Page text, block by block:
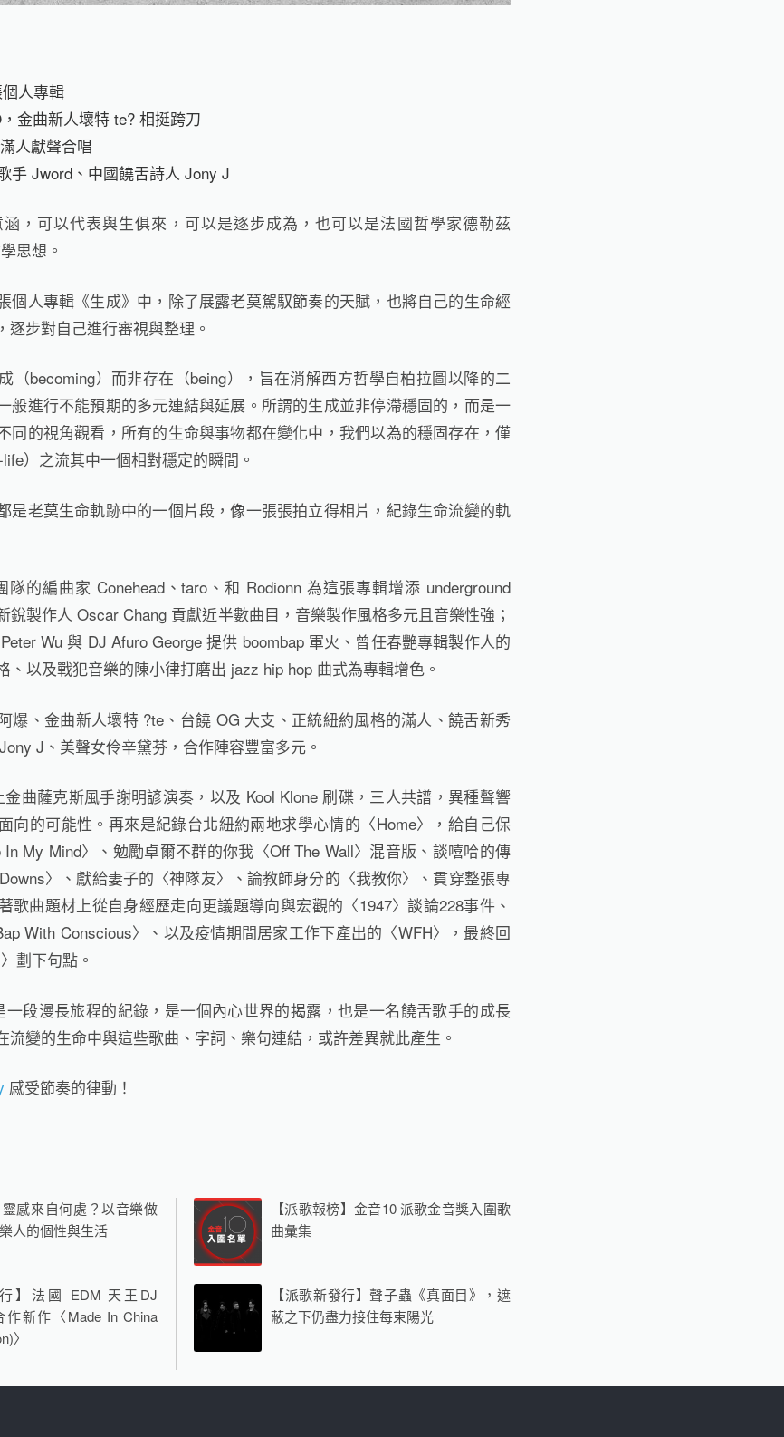
人專輯
金曲新人壞特 te? 相挺跨刀
人獻聲合唱
手 Jword、中國饒舌詩人 Jony J
涵，可以代表與生俱來，可以是逐步成為，也可以是法國哲學家德勒茲
思想。
個人專輯《生成》中，除了展露老莫駕馭節奏的天賦，也將自己的生命經
逐步對自己進行審視與整理。
（becoming）而非存在（being），旨在消解西方哲學自柏拉圖以降的二
般進行不能預期的多元連結與延展。所謂的生成並非停滯穩固的，而是一
同的視角觀看，所有的生命與事物都在變化中，我們以為的穩固存在，僅
）之流其中一個相對穩定的瞬間。
是老莫生命軌跡中的一個片段，像一張張拍立得相片，紀錄生命流變的軌
隊的編曲家 Conehead、taro、和 Rodionn 為這張專輯增添 underground
銳製作人 Oscar Chang 貢獻近半數曲目，音樂製作風格多元且音樂性強；
Wu 與 DJ Afuro George 提供 boombap 軍火、曾任春艷專輯製作人的
、以及戰犯音樂的陳小律打磨出 jazz hip hop 曲式為專輯增色。
爆、金曲新人壞特 ?te、台饒 OG 大支、正統紐約風格的滿人、饒舌新秀
J、美聲女伶辛黛芬，合作陣容豐富多元。
金曲薩克斯風手謝明諺演奏，以及 Kool Klone 刷碟，三人共譜，異種聲響
向的可能性。再來是紀錄台北紐約兩地求學心情的〈Home〉，給自己保
My Mind〉、勉勵卓爾不群的你我〈Off The Wall〉混音版、談嘻哈的傳
〉、獻給妻子的〈神隊友〉、論教師身分的〈我教你〉、貫穿整張專
歌曲題材上從自身經歷走向更議題導向與宏觀的〈1947〉談論228事件、
With Conscious〉、以及疫情期間居家工作下產出的〈WFH〉，最終回
劃下句點。
一段漫長旅程的紀錄，是一個內心世界的揭露，也是一名饒舌歌手的成長
流變的生命中與這些歌曲、字詞、樂句連結，或許差異就此產生。
感受節奏的律動！
靈感來自何處？以音樂做
人的個性與生活
】法國 EDM 天王DJ
作新作〈Made In China
〉
【派歌報榜】金音10 派歌金音獎入圍歌
曲彙集
【派歌新發行】聲子蟲《真面目》，遮
蔽之下仍盡力接住每束陽光